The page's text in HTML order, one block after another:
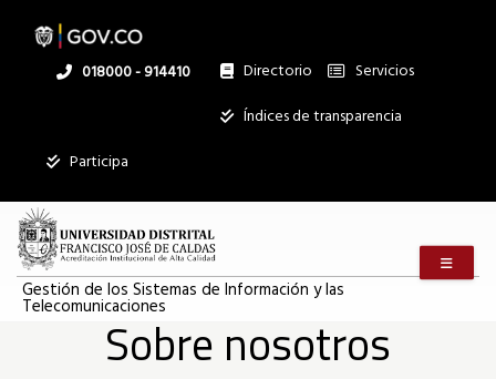
contenido
Linea
018000 - 914410 Directorio
Institucional
Servicios
Índices de transparencia
Participa
Gestión de los Sistemas de Información y las
Telecomunicaciones
Sobre nosotros
registros
Buscar:
Servicios
Ningún dato
disponible en